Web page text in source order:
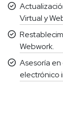
Virtual y
Webwork.
Asesoría
electrónico